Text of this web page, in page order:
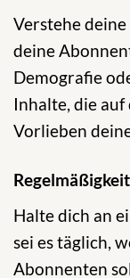
Verstehe
deine
Demografie
Inhalte, die
Vorlieben
Halte dich an
sei es täglich,
Abonnenten